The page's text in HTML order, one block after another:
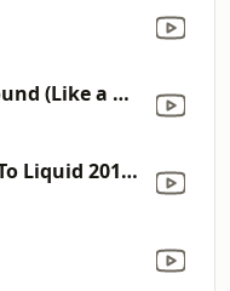
You Spin Me Round (Like a Record)
My Love Turns To Liquid 2011 (Original 1990 Mix)